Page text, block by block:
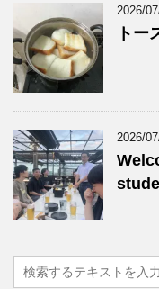
2026/
トー
2026/